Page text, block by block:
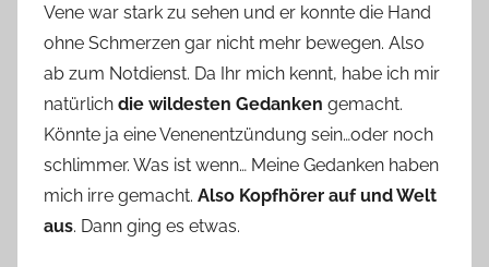
Vene war stark zu sehen und er konnte die Hand
ohne Schmerzen gar nicht mehr bewegen. Also
ab zum Notdienst. Da Ihr mich kennt, habe ich mir
natürlich die wildesten Gedanken gemacht.
Könnte ja eine Venenentzündung sein…oder noch
schlimmer. Was ist wenn… Meine Gedanken haben
mich irre gemacht. Also Kopfhörer auf und Welt
aus. Dann ging es etwas.